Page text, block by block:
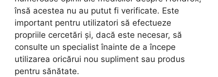
însă acestea nu au putut fi verificate. Este
important pentru utilizatori să efectueze
propriile cercetări și, dacă este necesar, să
consulte un specialist înainte de a începe
utilizarea oricărui nou supliment sau produs
pentru sănătate.